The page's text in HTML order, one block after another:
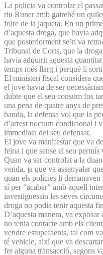
La policia va controlar el
riu Runer amb gairebé un
folre de la jaqueta. En un
d’aquesta droga, que havia
que posteriorment se’n va
Tribunal de Corts, que la
havia adquirit aquesta
temps més llarg i perquè li
El ministeri fiscal considera
el jove havia de ser
dubte que el seu consum fos
una pena de quatre anys de
banda, la defensa vol que la
d’arrest nocturn condicional i
immediata del seu defensat.
El jove va manifestar que va
feina i que sense el seu
Quan va ser controlat a la
venda, ja que va assenyalar
quan els policies li
sí per “acabar” amb aquell
investiguessin les seves
droga no podia tenir aquesta
D’aquesta manera, va
no tenia contacte amb els
vendre estupefaents, tal com
té vehicle, així que va
fer alguna transacció, segons